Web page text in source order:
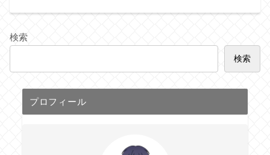
検索
検索
プロフィール